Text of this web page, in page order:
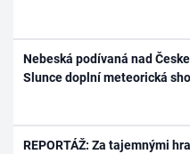
Nebeská podívaná nad
Slunce doplní meteorická
REPORTÁŽ: Za tajemnými